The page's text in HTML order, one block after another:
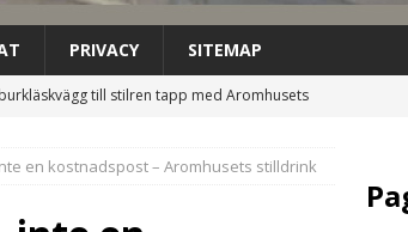
PRIVACY SITEMAP
till stilren tapp med Aromhusets
bli gästens förstahandsval på
en kostnadspost – Aromhusets stilldrink